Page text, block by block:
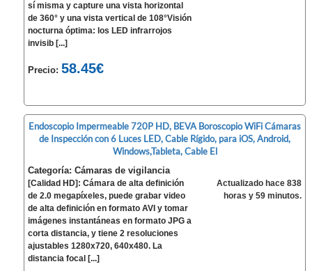
sí misma y capture una vista horizontal
de 360° y una vista vertical de 108°Visión
nocturna óptima: los LED infrarrojos
invisib [...]
Precio:58.45€
Endoscopio Impermeable 720P HD, BEVA Boroscopio WiFi Cámaras
de Inspección con 6 Luces LED, Cable Rígido, para iOS, Android,
Windows,Tableta, Cable El
Categoría: Cámaras de vigilancia
[Calidad HD]: Cámara de alta definición
de 2.0 megapíxeles, puede grabar video
de alta definición en formato AVI y tomar
imágenes instantáneas en formato JPG a
corta distancia, y tiene 2 resoluciones
ajustables 1280x720, 640x480. La
distancia focal [...]
Actualizado hace 838
horas y 59 minutos.